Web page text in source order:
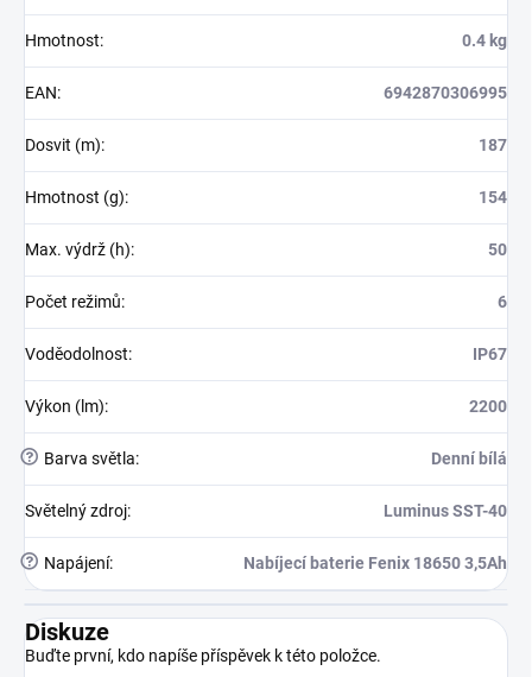
Hmotnost: 0.4 kg
EAN: 6942870306995
Dosvit (m): 187
Hmotnost (g): 154
Max. výdrž (h): 50
Počet režimů: 6
Voděodolnost: IP67
Výkon (lm): 2200
? Barva světla: Denní bílá
Světelný zdroj: Luminus SST-40
? Napájení: Nabíjecí baterie Fenix 18650 3,5Ah
Diskuze
Buďte první, kdo napíše příspěvek k této položce.